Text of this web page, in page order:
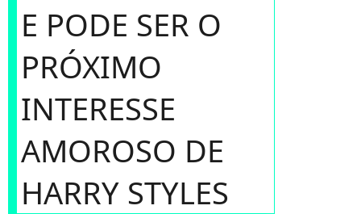
E PODE SER O
PRÓXIMO
INTERESSE
AMOROSO DE
HARRY STYLES